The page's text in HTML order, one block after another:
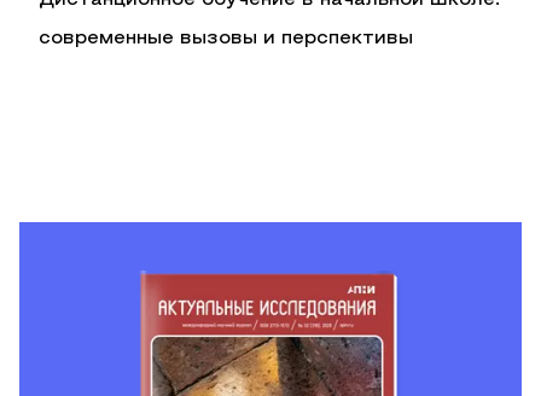
современные вызовы и перспективы